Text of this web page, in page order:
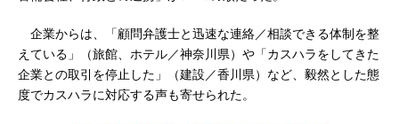
企業からは、「顧問弁護士と迅速な連絡／相談できる体制を整
えている」（旅館、ホテル／神奈川県）や「カスハラをしてきた
企業との取引を停止した」（建設／香川県）など、毅然とした態
度でカスハラに対応する声も寄せられた。